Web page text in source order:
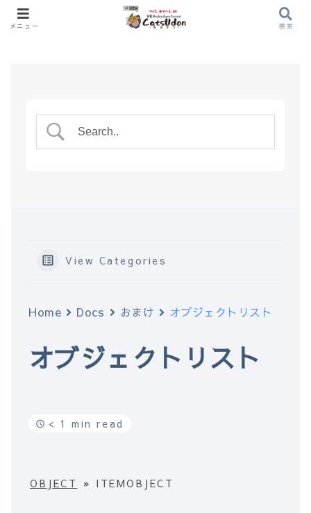
View Categories
Home Docs おまけ オブジェクトリスト
オブジェクトリスト
< 1 min read
OBJECT » ITEMOBJECT
メニュー 検索